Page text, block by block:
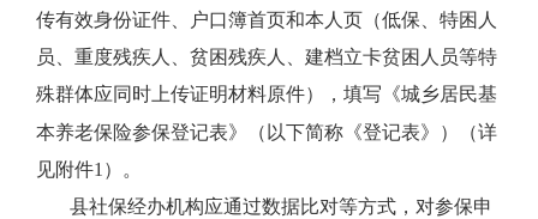
传有效身份证件、户口簿首页和本人页（低保、特困人
员、重度残疾人、贫困残疾人、建档立卡贫困人员等特
殊群体应同时上传证明材料原件），填写《城乡居民基
本养老保险参保登记表》（以下简称《登记表》）（详
见附件1 ）。
县社保经办机构应通过数据比对等方式，对参保申